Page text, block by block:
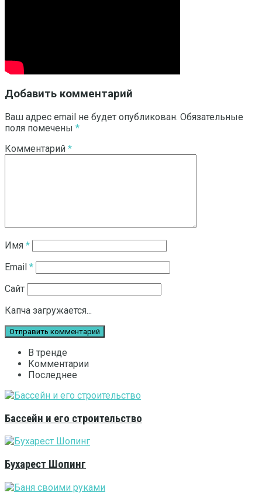
Добавить комментарий
Ваш адрес email не будет опубликован. Обязательные
поля помечены *
Комментарий *
Имя *
Email *
Сайт
Капча загружается...
В тренде
Комментарии
Последнее
Бассейн и его строительство
Бухарест Шопинг